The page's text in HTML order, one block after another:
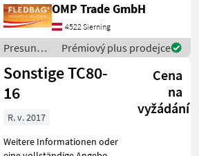
- jederzeit mit dem
FLEDBAG®-Entleerer
verwendbar Sie stellen den
Big Bag auf das Fledbag Ra
OMP Trade GmbH
4522 Sierning
Presun
materiálu
/ Sonstige
Prémiový plus prodejce
Sonstige TC80-
16
Cena
na
vyžádání
R. v. 2017
Weitere Informationen oder